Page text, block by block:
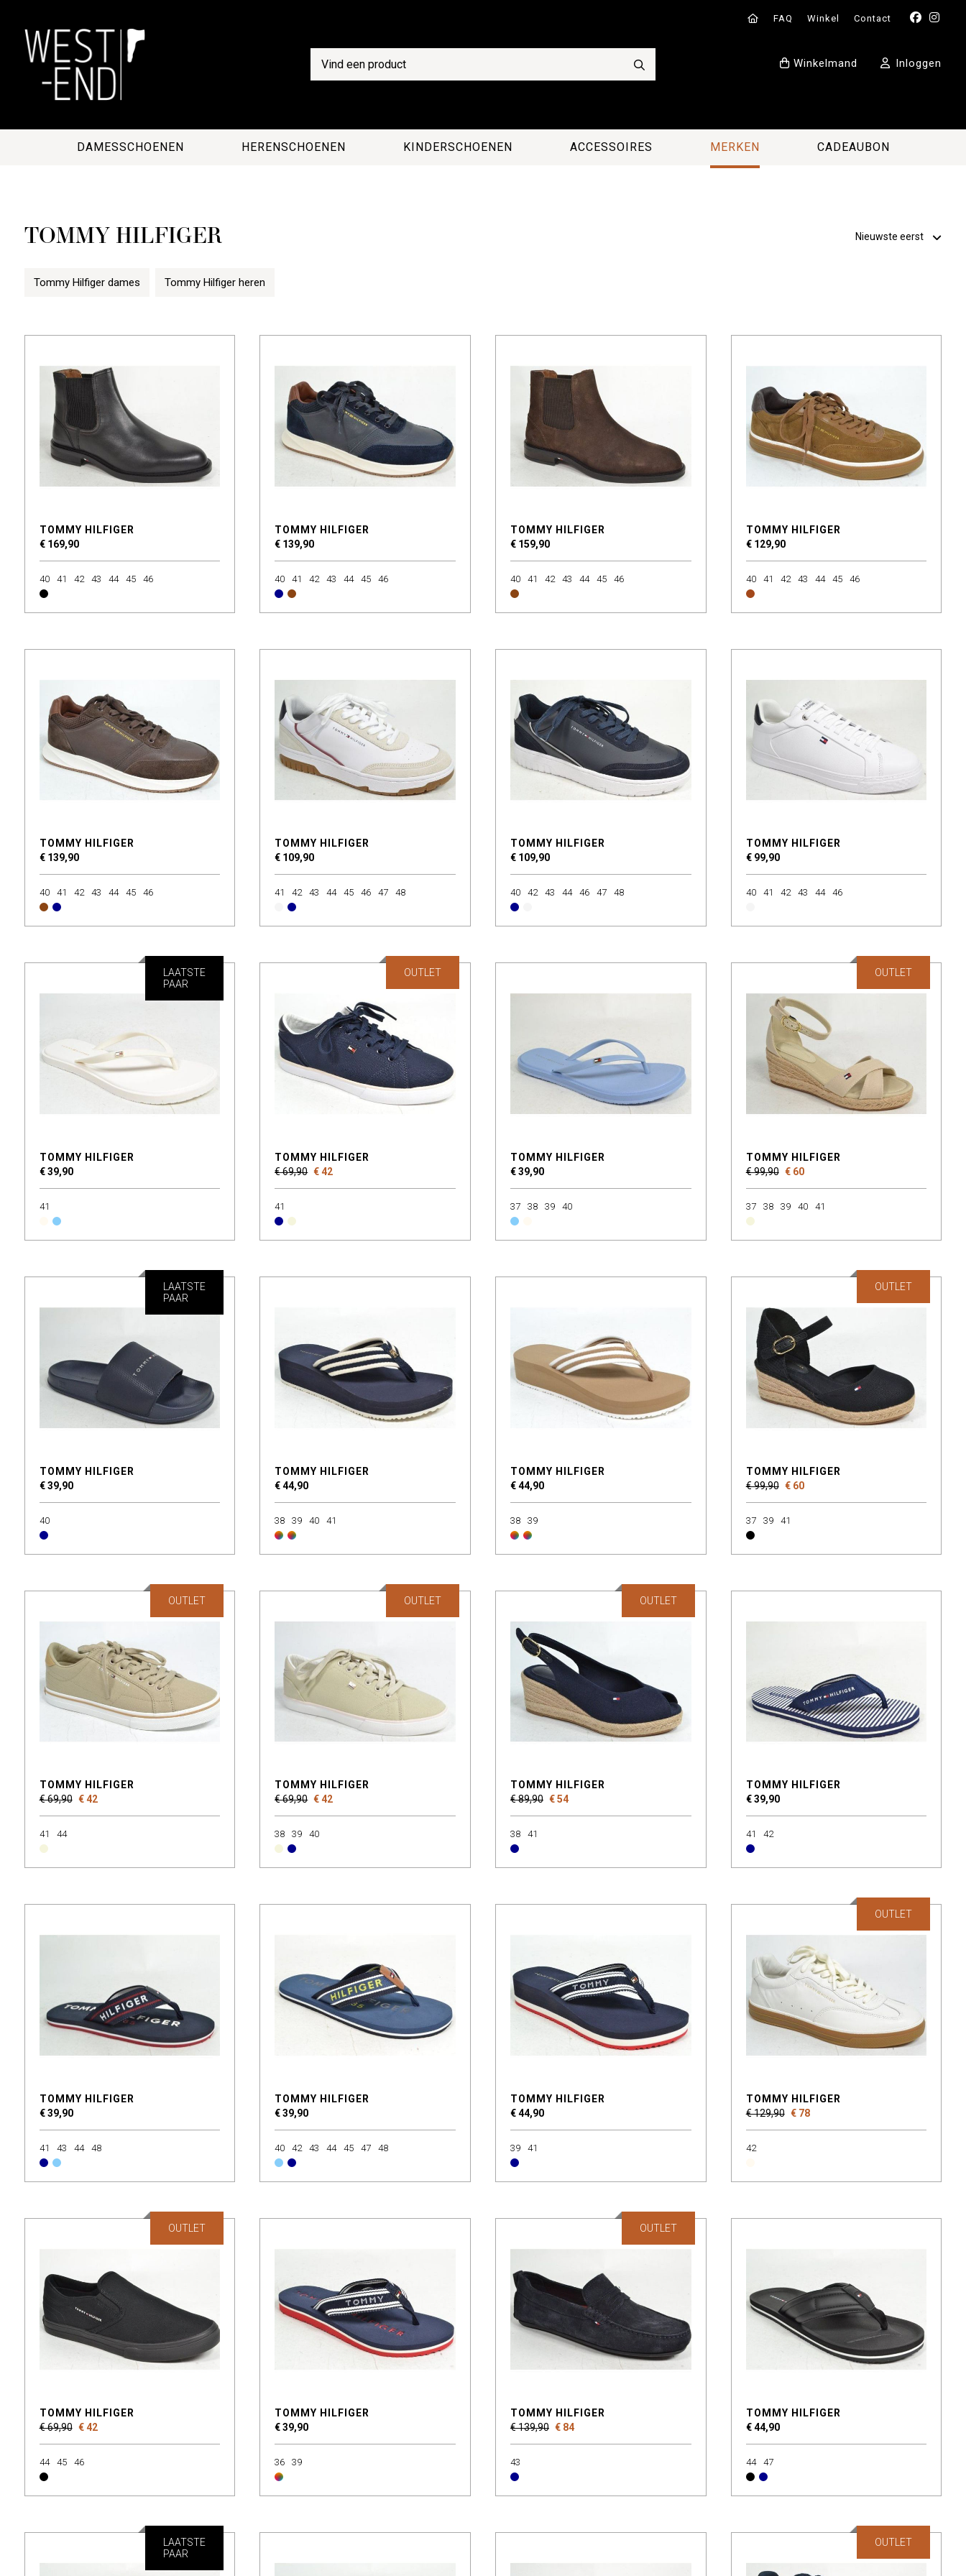
FAQ Winkel Contact
Inloggen
Winkelmand
DAMESSCHOENEN HERENSCHOENEN KINDERSCHOENEN ACCESSOIRES MERKEN CADEAUBON
TOMMY HILFIGER
Tommy Hilfiger dames Tommy Hilfiger heren
TOMMY HILFIGER
€ 169,90
40 41 42 43 44 45 46
TOMMY HILFIGER
€ 139,90
40 41 42 43 44 45 46
TOMMY HILFIGER
€ 159,90
40 41 42 43 44 45 46
TOMMY HILFIGER
€ 129,90
40 41 42 43 44 45 46
TOMMY HILFIGER
€ 139,90
40 41 42 43 44 45 46
TOMMY HILFIGER
€ 109,90
41 42 43 44 45 46 47 48
TOMMY HILFIGER
€ 109,90
40 42 43 44 46 47 48
TOMMY HILFIGER
€ 99,90
40 41 42 43 44 46
TOMMY HILFIGER
€ 39,90
LAATSTE
PAAR
41
TOMMY HILFIGER
€ 69,90 € 42
OUTLET
41
TOMMY HILFIGER
€ 39,90
37 38 39 40
TOMMY HILFIGER
€ 99,90 € 60
OUTLET
37 38 39 40 41
TOMMY HILFIGER
€ 39,90
LAATSTE
PAAR
40
TOMMY HILFIGER
€ 44,90
38 39 40 41
TOMMY HILFIGER
€ 44,90
38 39
TOMMY HILFIGER
€ 99,90 € 60
OUTLET
37 39 41
TOMMY HILFIGER
€ 69,90 € 42
OUTLET
41 44
TOMMY HILFIGER
€ 69,90 € 42
OUTLET
38 39 40
TOMMY HILFIGER
€ 89,90 € 54
OUTLET
38 41
TOMMY HILFIGER
€ 39,90
41 42
TOMMY HILFIGER
€ 39,90
41 43 44 48
TOMMY HILFIGER
€ 39,90
40 42 43 44 45 47 48
TOMMY HILFIGER
€ 44,90
39 41
TOMMY HILFIGER
€ 129,90 € 78
OUTLET
42
TOMMY HILFIGER
€ 69,90 € 42
OUTLET
44 45 46
TOMMY HILFIGER
€ 39,90
36 39
TOMMY HILFIGER
€ 139,90 € 84
OUTLET
43
TOMMY HILFIGER
€ 44,90
44 47
LAATSTE
PAAR
OUTLET